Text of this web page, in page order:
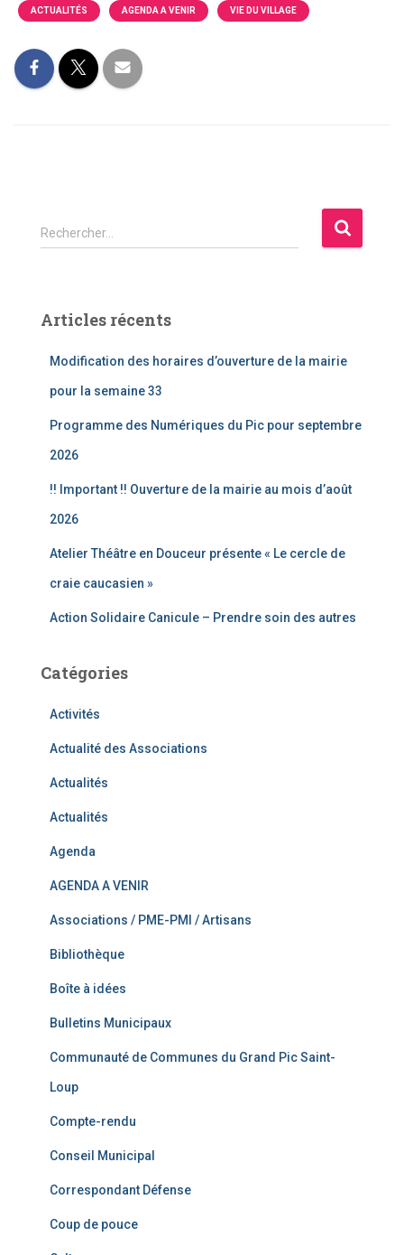
ACTUALITÉS AGENDA A VENIR VIE DU VILLAGE
R
e
r
Rechercher…
Articles récents
Modification des horaires d’ouverture de la mairie
pour la semaine 33
Programme des Numériques du Pic pour septembre
2026
!! Important !! Ouverture de la mairie au mois d’août
2026
Atelier Théâtre en Douceur présente « Le cercle de
craie caucasien »
Action Solidaire Canicule – Prendre soin des autres
Catégories
Activités
Actualité des Associations
Actualités
Actualités
Agenda
AGENDA A VENIR
Associations / PME-PMI / Artisans
Bibliothèque
Boîte à idées
Bulletins Municipaux
Communauté de Communes du Grand Pic Saint-
Loup
Compte-rendu
Conseil Municipal
Correspondant Défense
Coup de pouce